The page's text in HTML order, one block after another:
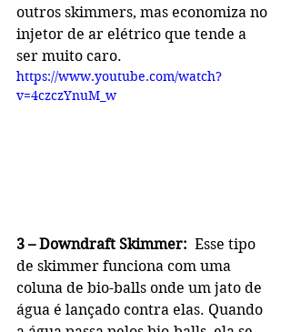
outros skimmers, mas economiza no
injetor de ar elétrico que tende a
ser muito caro.
https://www.youtube.com/watch?
v=4czczYnuM_w
3 – Downdraft Skimmer: Esse tipo
de skimmer funciona com uma
coluna de bio-balls onde um jato de
água é lançado contra elas. Quando